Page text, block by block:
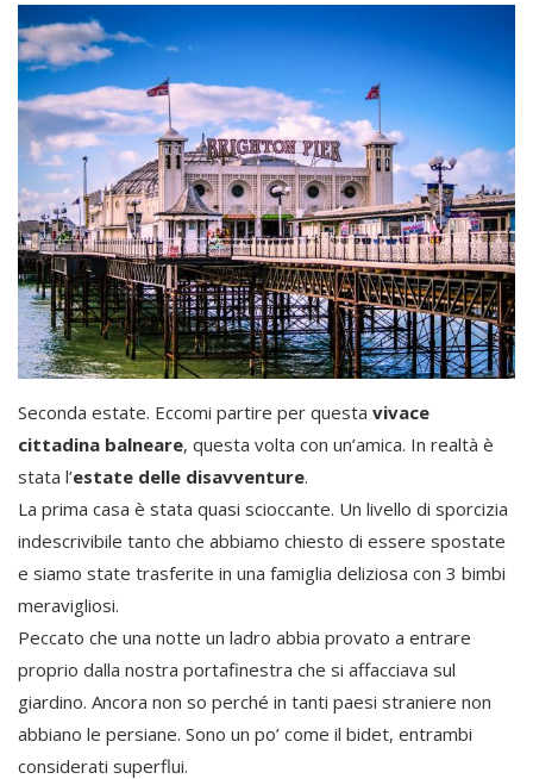
Seconda estate. Eccomi partire per questa vivace
cittadina balneare, questa volta con un’amica. In realtà è
stata l’estate delle disavventure.
La prima casa è stata quasi scioccante. Un livello di sporcizia
indescrivibile tanto che abbiamo chiesto di essere spostate
e siamo state trasferite in una famiglia deliziosa con 3 bimbi
meravigliosi.
Peccato che una notte un ladro abbia provato a entrare
proprio dalla nostra portafinestra che si affacciava sul
giardino. Ancora non so perché in tanti paesi straniere non
abbiano le persiane. Sono un po’ come il bidet, entrambi
considerati superflui.